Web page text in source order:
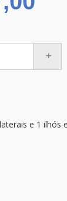
e 1 ilhós